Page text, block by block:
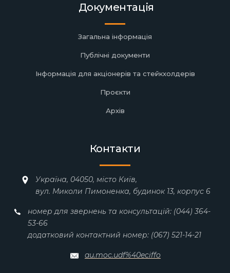
Документація
Загальна інформація
Публічні документи
Інформація для акціонерів та стейкхолдерів
Проєкти
Архів
Контакти
Україна, 04050, місто Київ,
вул. Миколи Пимоненка, будинок 13, корпус 6
номер для звернень та консультацій: (044) 364-
53-66
додатковий контактний номер: (067) 521-14-21
au.moc.udf%40eciffo